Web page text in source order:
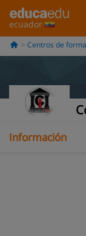
ecuador
Centros de
Información